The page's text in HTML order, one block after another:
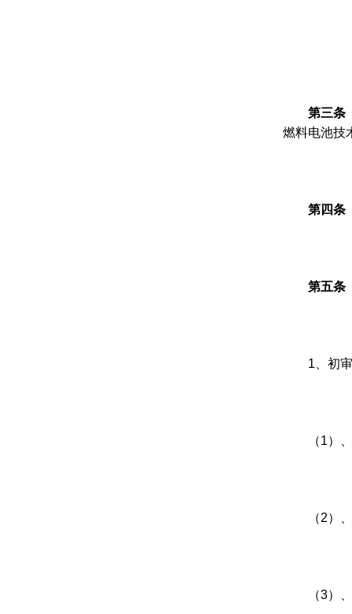
第三条
燃料电池技
第四条
第五条
1 、初
（1）
（2）
（3）